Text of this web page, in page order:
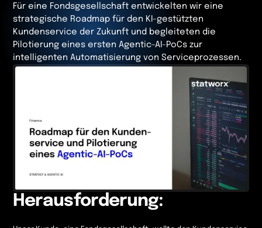
Für eine Fondsgesellschaft entwickelten wir eine
strategische Roadmap für den KI-gestützten
Kundenservice der Zukunft und begleiteten die
Pilotierung eines ersten Agentic-AI-PoCs zur
intelligenten Automatisierung von Serviceprozessen.
Herausforderung: